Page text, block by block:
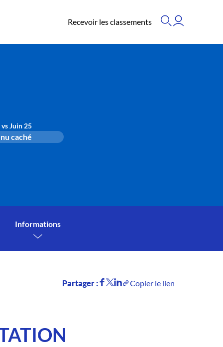
Recevoir les classements
Juin 25
caché
Informations
Partager : Copier le lien